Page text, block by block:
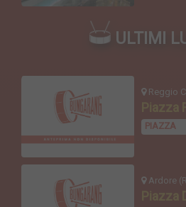
ULTIMI
PIAZZA